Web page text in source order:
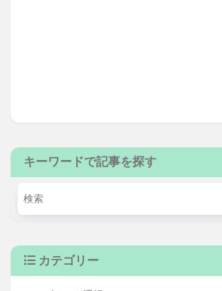
キーワードで記事を探す
カテゴリー